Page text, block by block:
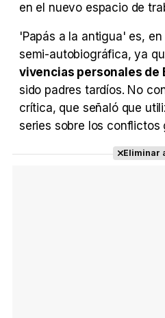
en el nuevo espacio de
'Papás a la antigua' es,
semi-autobiográfica, ya
vivencias personales de
sido padres tardíos. No
crítica, que señaló que
series sobre los conflictos
Eliminar